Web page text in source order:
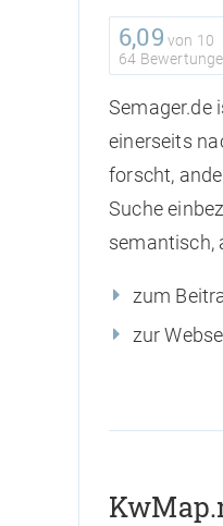
6,09 von 10
64
Semager.de
einerseits
forscht,
Suche
semantisch,
zum
zur